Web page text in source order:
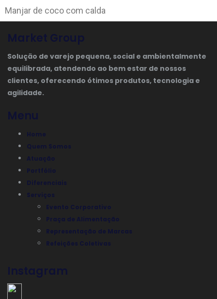
Manjar de coco com calda
Solução de varejo pequena, social e ambientalmente
equilibrada, atendendo ao bem estar de nossos
clientes, oferecendo ótimos produtos, tecnologia e
agilidade.